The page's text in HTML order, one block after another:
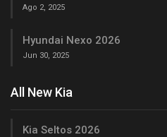
Ago 2, 2025
Hyundai Nexo 2026
Jun 30, 2025
All New Kia
Kia Seltos 2026